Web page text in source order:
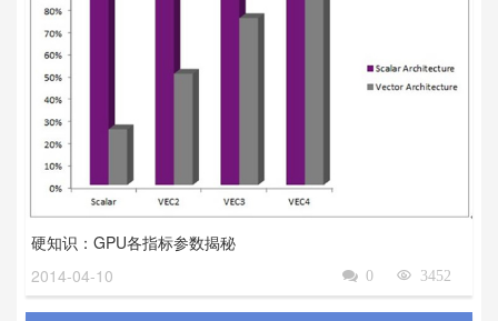
硬知识：GPU各指标参数揭秘
2014-04-10
3452

0
